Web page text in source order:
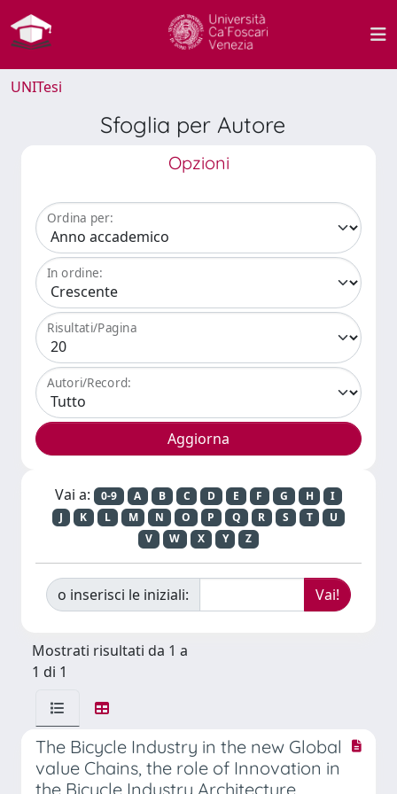
UNITesi
Sfoglia per Autore
Opzioni
Ordina per:
In ordine:
Risultati/Pagina
Autori/Record:
Vai a: 0-9 A B C D E F G H
I
J
K L M N O P Q R S T
U
V
W X Y Z
o inserisci le iniziali:
Mostrati risultati da 1 a
1 di 1
The Bicycle Industry in the new Global
value Chains, the role of Innovation in
the Bicycle Industry Architecture